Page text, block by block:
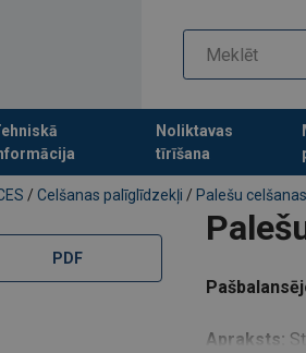
Noliktavas
tīrīšana
/ Celšanas palīglīdzekļi / Palešu
PDF
Apraksts: